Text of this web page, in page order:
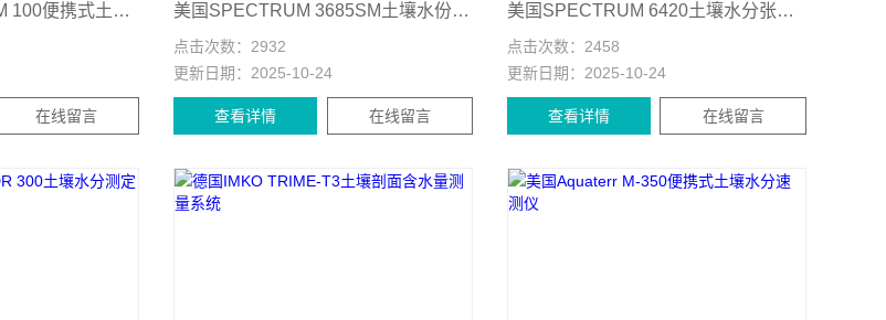
美国SPECTRUM SM 100便携式土壤水分速测仪
在线留言
美国SPECTRUM 3685SM土壤水份测量仪
点击次数： 2932
更新日期： 2025-10-24
查看详情 在线留言
美国SPECTRUM 6420土壤水分张力计
点击次数： 2458
更新日期： 2025-10-24
查看详情 在线留言